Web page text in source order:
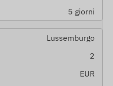
5 giorni
Lussemburgo
2
EUR